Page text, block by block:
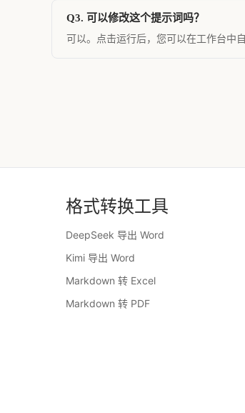
Q3. 可以修改这个提示词吗？
可以。点击运行后，您可以在工作台中
格式转换工具
DeepSeek 导出 Word
Kimi 导出 Word
Markdown 转 Excel
Markdown 转 PDF